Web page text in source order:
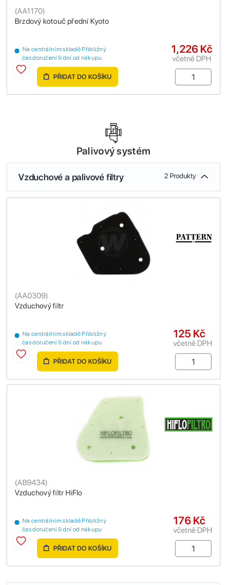
Brzdový kotouč přední Kyoto
(AA1170)
Na centrálním skladě Přibližný
čas doručení 9 dní od nákupu
1,226 Kč
včetně DPH
PŘIDAT DO KOŠÍKU
Palivový systém
Vzduchové a palivové filtry 2 Produkty
Vzduchový filtr
(AA0309)
Na centrálním skladě Přibližný
čas doručení 9 dní od nákupu
125 Kč
včetně DPH
PŘIDAT DO KOŠÍKU
Vzduchový filtr HiFlo
(AB9434)
Na centrálním skladě Přibližný
čas doručení 9 dní od nákupu
176 Kč
včetně DPH
PŘIDAT DO KOŠÍKU